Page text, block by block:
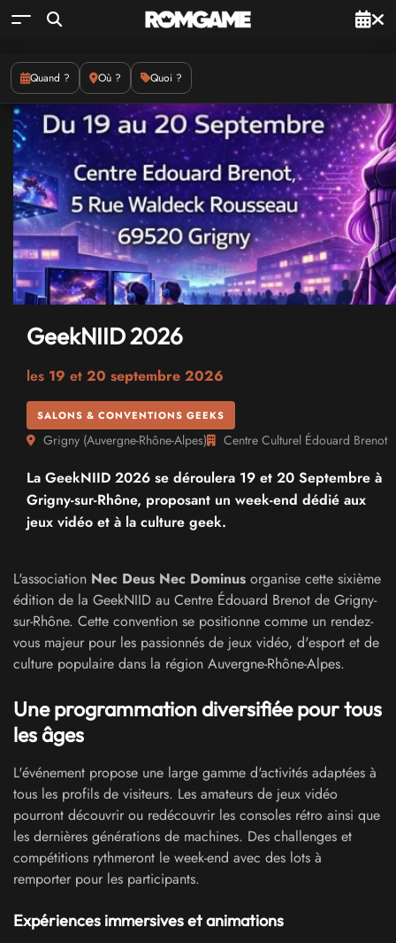
Quand ? Où ? Quoi ?
GeekNIID 2026
les 19 et 20 septembre 2026
SALONS & CONVENTIONS GEEKS
Grigny (Auvergne-Rhône-Alpes) Centre Culturel Édouard Brenot
La GeekNIID 2026 se déroulera 19 et 20 Septembre à
Grigny-sur-Rhône, proposant un week-end dédié aux
jeux vidéo et à la culture geek.
L'association Nec Deus Nec Dominus organise cette sixième
édition de la GeekNIID au Centre Édouard Brenot de Grigny-
sur-Rhône. Cette convention se positionne comme un rendez-
vous majeur pour les passionnés de jeux vidéo, d'esport et de
culture populaire dans la région Auvergne-Rhône-Alpes.
Une programmation diversifiée pour tous
les âges
L'événement propose une large gamme d'activités adaptées à
tous les profils de visiteurs. Les amateurs de jeux vidéo
pourront découvrir ou redécouvrir les consoles rétro ainsi que
les dernières générations de machines. Des challenges et
compétitions rythmeront le week-end avec des lots à
remporter pour les participants.
Expériences immersives et animations